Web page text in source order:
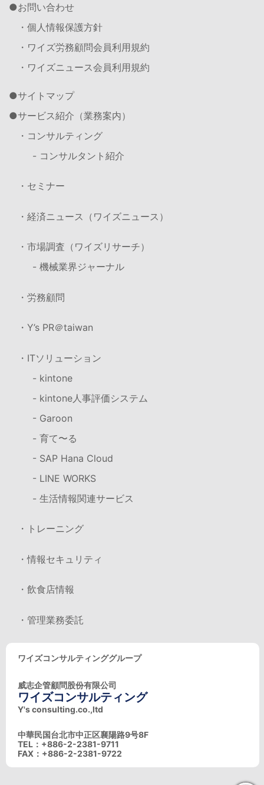
お問い合わせ
・個人情報保護方針
・ワイズ労務顧問会員利用規約
・ワイズニュース会員利用規約
サイトマップ
サービス紹介（業務案内）
・コンサルティング
- コンサルタント紹介
・セミナー
・経済ニュース（ワイズニュース）
・市場調査（ワイズリサーチ）
- 機械業界ジャーナル
・労務顧問
・Y’s PR＠taiwan
・ITソリューション
- kintone
- kintone人事評価システム
- Garoon
- 育て〜る
- SAP Hana Cloud
- LINE WORKS
- 生活情報関連サービス
・トレーニング
・情報セキュリティ
・飲食店情報
・管理業務委託
ワイズコンサルティンググループ
威志企管顧問股份有限公司
ワイズコンサルティング
Y's consulting.co.,ltd
中華民国台北市中正区襄陽路9号8F
TEL：+886-2-2381-9711
FAX：+886-2-2381-9722